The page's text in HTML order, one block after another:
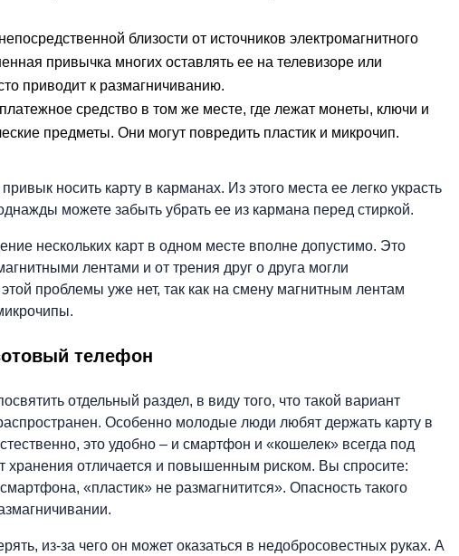
близости от источников электромагнитного
привычка многих оставлять ее на телевизоре или
приводит к размагничиванию.
средство в том же месте, где лежат монеты, ключи и
предметы. Они могут повредить пластик и микрочип.
носить карту в карманах. Из этого места ее легко украсть
можете забыть убрать ее из кармана перед стиркой.
нескольких карт в одном месте вполне допустимо. Это
лентами и от трения друг о друга могли
проблемы уже нет, так как на смену магнитным лентам
телефон
отдельный раздел, в виду того, что такой вариант
Особенно молодые люди любят держать карту в
это удобно – и смартфон и «кошелек» всегда под
хранения отличается и повышенным риском. Вы спросите:
«пластик» не размагнитится». Опасность такого
из-за чего он может оказаться в недобросовестных руках. А